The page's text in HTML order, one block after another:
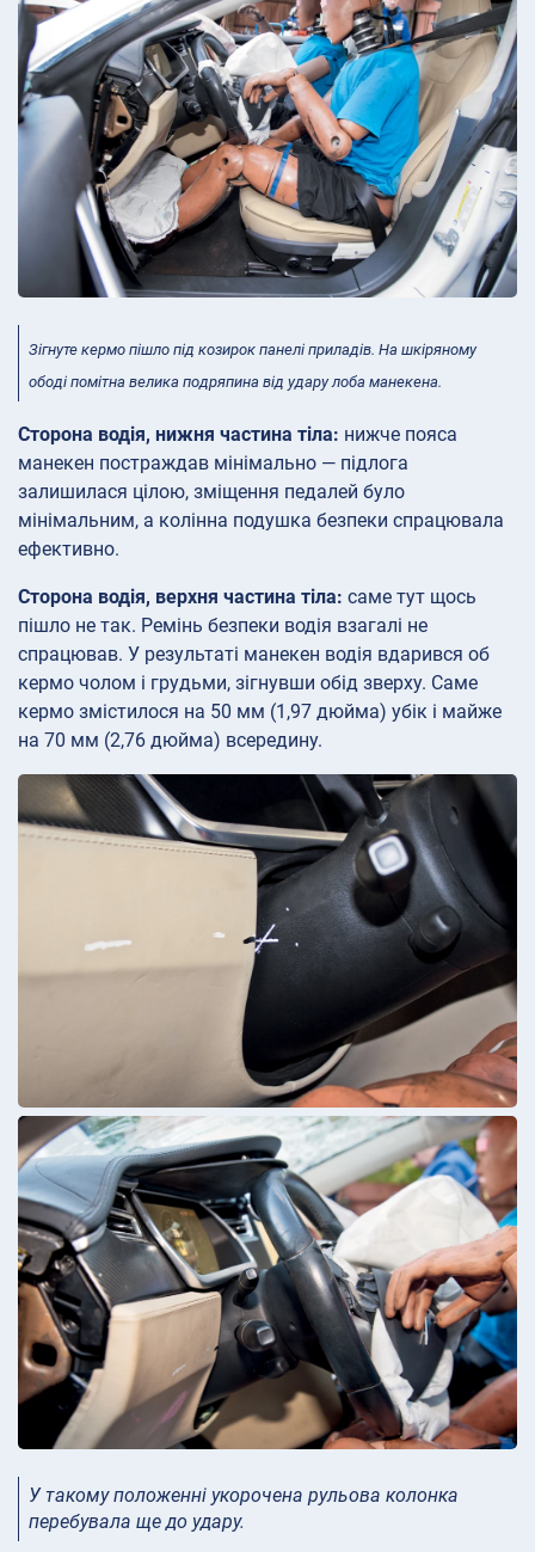
Зігнуте кермо пішло під козирок панелі приладів. На шкіряному
ободі помітна велика подряпина від удару лоба манекена.
Сторона водія, нижня частина тіла: нижче пояса
манекен постраждав мінімально — підлога
залишилася цілою, зміщення педалей було
мінімальним, а колінна подушка безпеки спрацювала
ефективно.
Сторона водія, верхня частина тіла: саме тут щось
пішло не так. Ремінь безпеки водія взагалі не
спрацював. У результаті манекен водія вдарився об
кермо чолом і грудьми, зігнувши обід зверху. Саме
кермо змістилося на 50 мм (1,97 дюйма) убік і майже
на 70 мм (2,76 дюйма) всередину.
У такому положенні укорочена рульова колонка
перебувала ще до удару.